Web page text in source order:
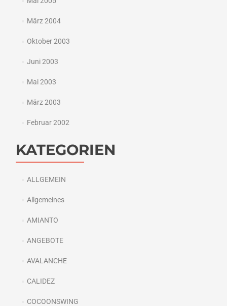
März 2004
Oktober 2003
Juni 2003
Mai 2003
März 2003
Februar 2002
KATEGORIEN
ALLGEMEIN
Allgemeines
AMIANTO
ANGEBOTE
AVALANCHE
CALIDEZ
COCOONSWING